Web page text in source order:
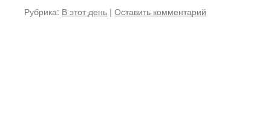
Рубрика: В этот день | Оставить комментарий